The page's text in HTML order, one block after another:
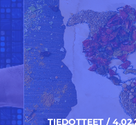
TIEDOTTEET /